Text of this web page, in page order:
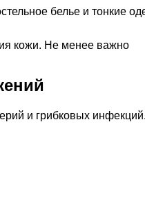
белье и тонкие
кожи. Не менее важно
и грибковых инфекций.